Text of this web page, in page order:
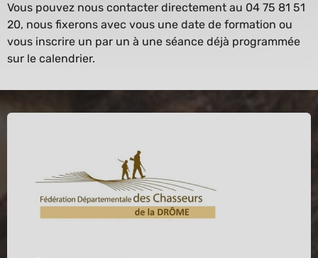
Vous pouvez nous contacter directement au 04 75 81 51
20, nous fixerons avec vous une date de formation ou
vous inscrire un par un à une séance déjà programmée
sur le calendrier.